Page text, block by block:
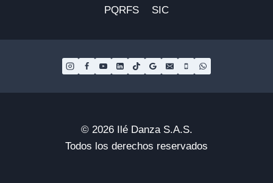
PQRFS
SIC
© 2026 Ilé Danza S.A.S.
Todos los derechos reservados